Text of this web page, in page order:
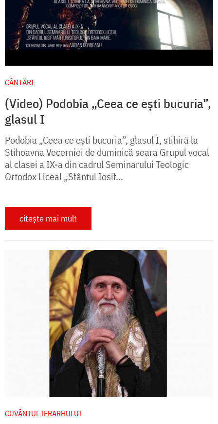
CÂNTĂRI
(Video) Podobia „Ceea ce ești bucuria”,
glasul I
Podobia „Ceea ce ești bucuria”, glasul I, stihiră la
Stihoavna Vecerniei de duminică seara Grupul vocal
al clasei a IX-a din cadrul Seminarului Teologic
Ortodox Liceal „Sfântul Iosif...
citește mai mult
CUVÂNTUL IERARHULUI